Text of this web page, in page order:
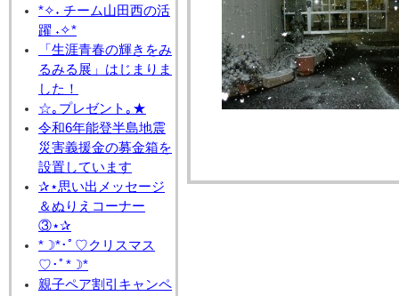
*✧˖ チーム山田西の活
躍 ˖✧*
「生涯青春の輝きをみ
るみる展」はじまりま
した！
☆｡プレゼント｡★
令和6年能登半島地震
災害義援金の募金箱を
設置しています
✰⋆思い出メッセージ
＆ぬりえコーナー
③⋆✰
*☽*･ﾟ♡クリスマス
♡･ﾟ*☽*
親子ペア割引キャンペ